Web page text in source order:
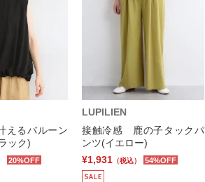
えるバルーン
ック)
20%OFF
LUPILIEN
接触冷感 鹿の子タックパ
ンツ(イエロー)
¥1,931 （税込） 54%OFF